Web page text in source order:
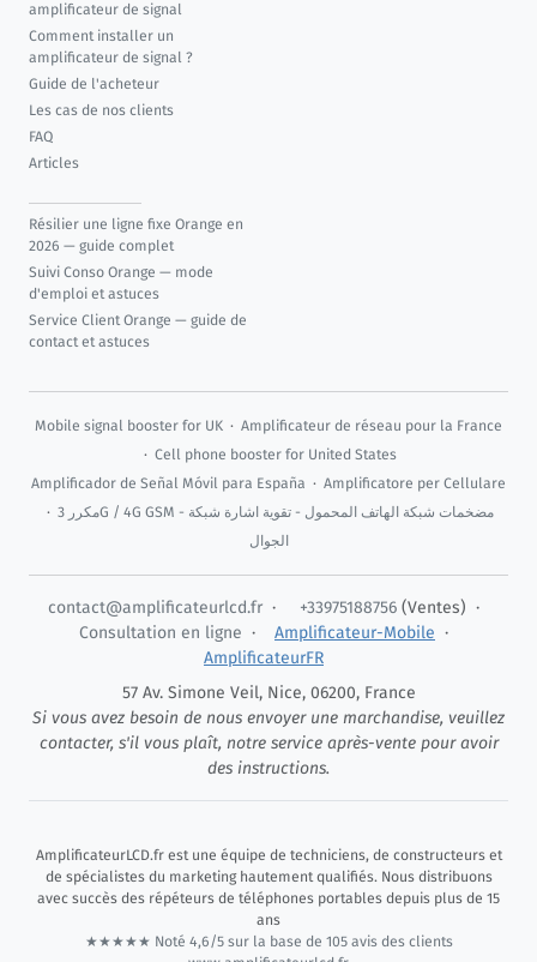
amplificateur de signal
Comment installer un
amplificateur de signal ?
Guide de l'acheteur
Les cas de nos clients
FAQ
Articles
Résilier une ligne fixe Orange en
2026 — guide complet
Suivi Conso Orange — mode
d'emploi et astuces
Service Client Orange — guide de
contact et astuces
Mobile signal booster for UK · Amplificateur de réseau pour la France
· Cell phone booster for United States
Amplificador de Señal Móvil para España · Amplificatore per Cellulare
· مكرر 3G / 4G GSM - مضخمات شبكة الهاتف المحمول - تقوية اشارة شبكة
الجوال
contact@amplificateurlcd.fr · +33975188756 (Ventes) ·
Consultation en ligne · Amplificateur-Mobile ·
AmplificateurFR
57 Av. Simone Veil, Nice, 06200, France
Si vous avez besoin de nous envoyer une marchandise, veuillez
contacter, s'il vous plaît, notre service après-vente pour avoir
des instructions.
AmplificateurLCD.fr est une équipe de techniciens, de constructeurs et
de spécialistes du marketing hautement qualifiés. Nous distribuons
avec succès des répéteurs de téléphones portables depuis plus de 15
ans
★★★★★ Noté 4,6/5 sur la base de 105 avis des clients